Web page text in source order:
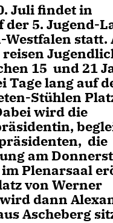
Juli findet in
der 5. Jugend-
statt.
reisen
15 und 21
Tage lang auf
Stühlen
wird die
die
am
Plenarsaal
von Werner
dann
Ascheberg